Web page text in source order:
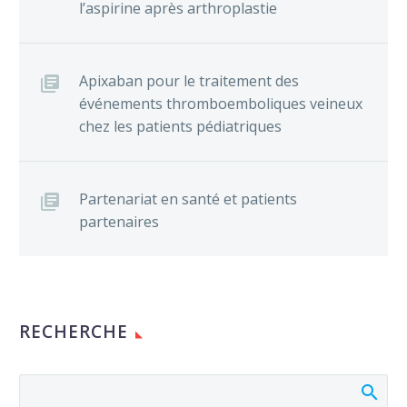
l’aspirine après arthroplastie
Apixaban pour le traitement des
événements thromboemboliques veineux
chez les patients pédiatriques
Partenariat en santé et patients
partenaires
RECHERCHE